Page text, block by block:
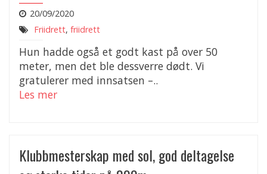
20/09/2020
Friidrett, friidrett
Hun hadde også et godt kast på over 50
meter, men det ble dessverre dødt. Vi
gratulerer med innsatsen –..
Les mer
Klubbmesterskap med sol, god deltagelse